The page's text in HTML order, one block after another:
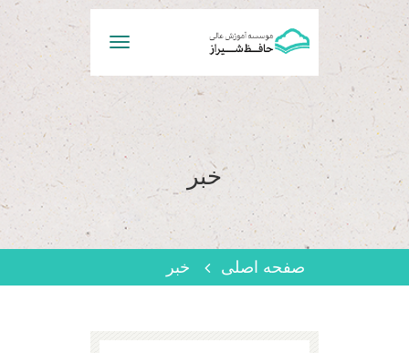
Toggle
navigation
خبر
صفحه اصلی خبر